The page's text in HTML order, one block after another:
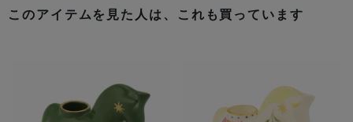
このアイテムを見た人は、これも買っています